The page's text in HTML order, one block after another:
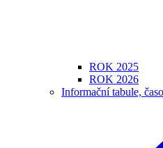
ROK 2025
ROK 2026
Informační tabule,